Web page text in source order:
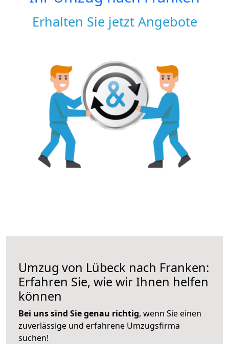
Erhalten Sie jetzt Angebote
Umzug von Lübeck nach Franken:
Erfahren Sie, wie wir Ihnen helfen
können
Bei uns sind Sie genau richtig, wenn Sie einen
zuverlässige und erfahrene Umzugsfirma
suchen!